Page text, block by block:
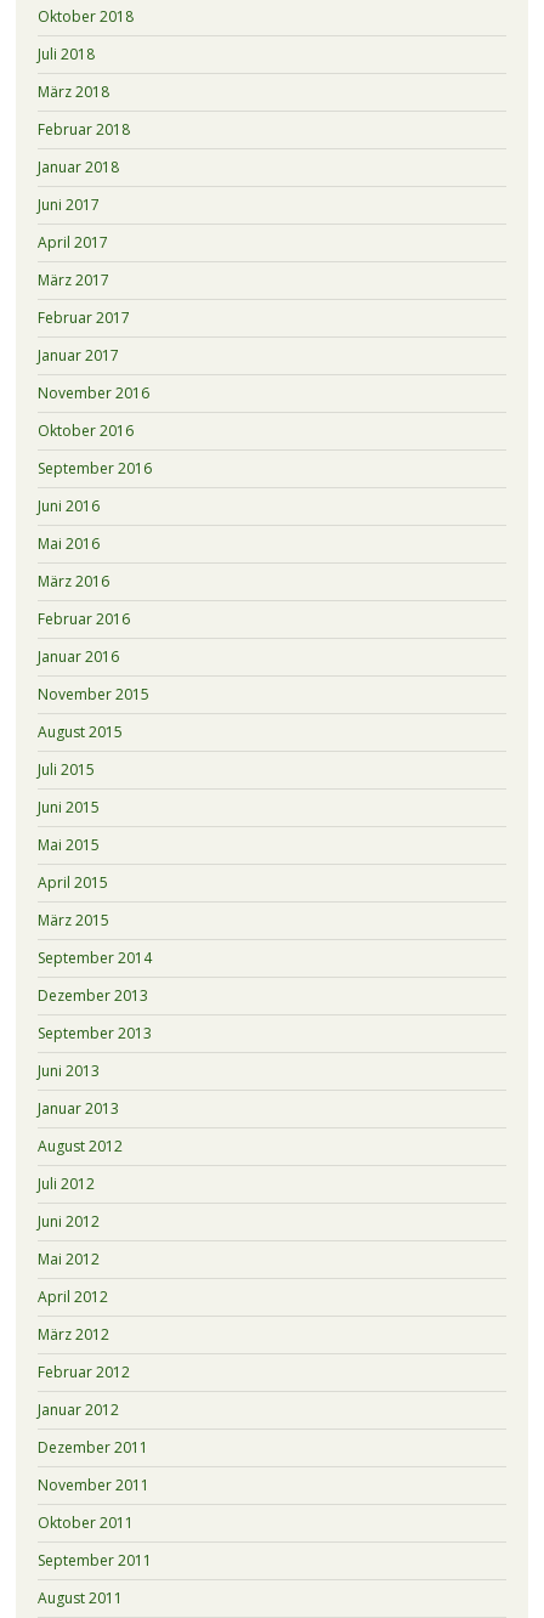
Oktober 2018
Juli 2018
März 2018
Februar 2018
Januar 2018
Juni 2017
April 2017
März 2017
Februar 2017
Januar 2017
November 2016
Oktober 2016
September 2016
Juni 2016
Mai 2016
März 2016
Februar 2016
Januar 2016
November 2015
August 2015
Juli 2015
Juni 2015
Mai 2015
April 2015
März 2015
September 2014
Dezember 2013
September 2013
Juni 2013
Januar 2013
August 2012
Juli 2012
Juni 2012
Mai 2012
April 2012
März 2012
Februar 2012
Januar 2012
Dezember 2011
November 2011
Oktober 2011
September 2011
August 2011